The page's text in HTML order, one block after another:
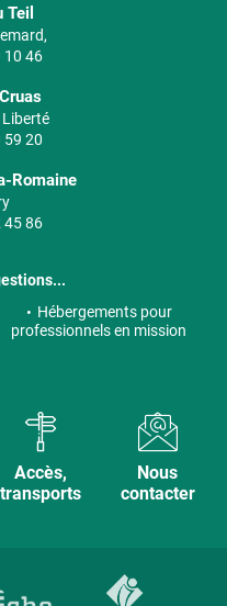
Teil
10 46
Liberté
59 20
Romaine
45 86
Hébergements pour
professionnels en mission
Accès,
transports
Nous
contacter